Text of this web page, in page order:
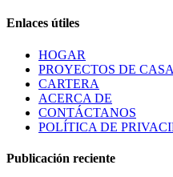
Enlaces útiles
HOGAR
PROYECTOS DE
CARTERA
ACERCA DE
CONTÁCTANOS
POLÍTICA DE
Publicación reciente